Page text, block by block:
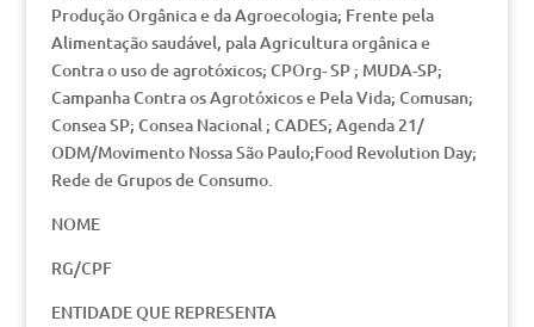
Produção Orgânica e da Agroecologia; Frente pela
Alimentação saudável, pala Agricultura orgânica e
Contra o uso de agrotóxicos; CPOrg- SP ; MUDA-SP;
Campanha Contra os Agrotóxicos e Pela Vida; Comusan;
Consea SP; Consea Nacional ; CADES; Agenda 21/
ODM/Movimento Nossa São Paulo;Food Revolution Day;
Rede de Grupos de Consumo.
NOME
RG/CPF
ENTIDADE QUE REPRESENTA